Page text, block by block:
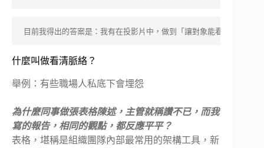
目前我得出的答案是：我有在投影片中，做到「讓對象能看清邏輯脈絡
什麼叫做看清脈絡？
舉例：有些職場人私底下會埋怨
為什麼同事做張表格陳述，主管就稱讚不已，而我
寫的報告，相同的觀點，都反應平平？
表格，堪稱是組織團隊內部最常用的架構工具，新